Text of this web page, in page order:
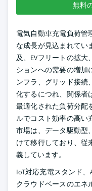
無料
電気自動車充電負荷管
な成長が見込まれてい
及、EVフリートの拡
ションへの需要の増加
ンフラ、グリッド接続
化するにつれ、関係者
最適化された負荷分配
ルでコスト効率の高い
市場は、データ駆動型
けて移行しており、従
義しています。
IoT対応充電スタンド、
クラウドベースのエネ